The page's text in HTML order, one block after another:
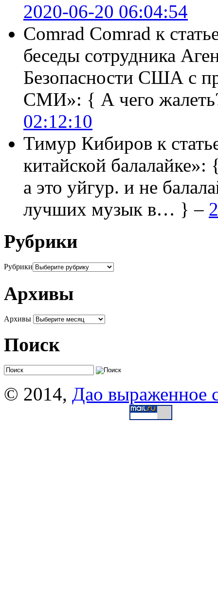
2020-06-20 06:04:54
Comrad Comrad к
беседы сотрудника
Безопасности США с
СМИ»: { А чего
02:12:10
Тимур Кибиров к
китайской балалайке»:
а это уйгур. и не
лучших музык в… } –
Рубрики
Рубрики
Архивы
Архивы
Поиск
© 2014, Дао выраженное